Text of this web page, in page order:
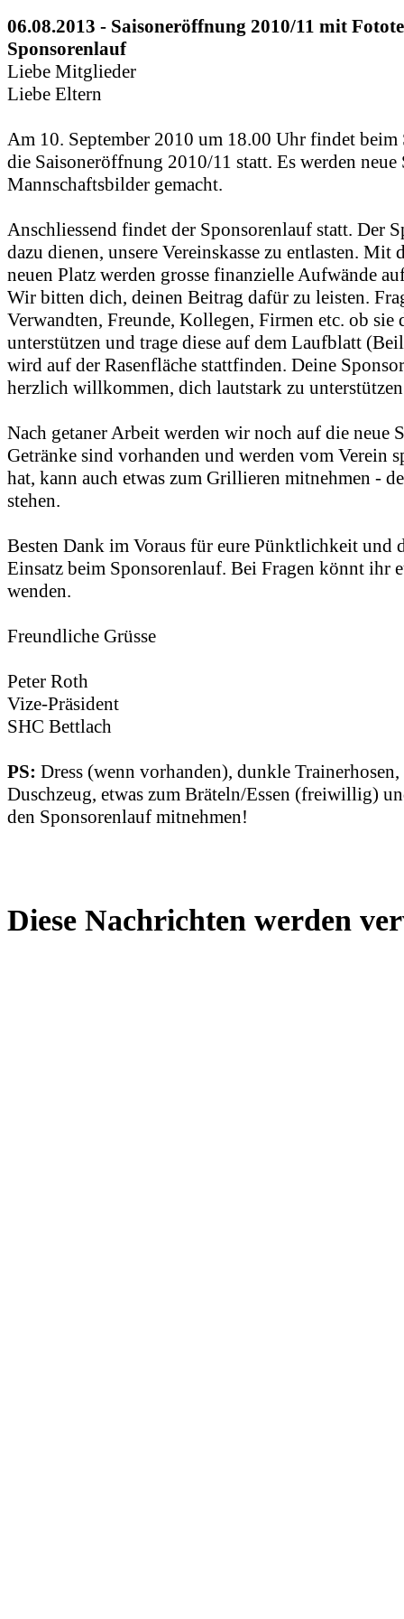
06.08.2013 - Saisoneröffnung 2010/11 mit
Sponsorenlauf
Liebe Mitglieder
Liebe Eltern
Am 10. September 2010 um 18.00 Uhr findet beim
die Saisoneröffnung 2010/11 statt. Es werden
Mannschaftsbilder gemacht.
Anschliessend findet der Sponsorenlauf statt. Der
dazu dienen, unsere Vereinskasse zu entlasten. Mit
neuen Platz werden grosse finanzielle Aufwände
Wir bitten dich, deinen Beitrag dafür zu leisten.
Verwandten, Freunde, Kollegen, Firmen etc. ob sie
unterstützen und trage diese auf dem Laufblatt
wird auf der Rasenfläche stattfinden. Deine
herzlich willkommen, dich lautstark zu
Nach getaner Arbeit werden wir noch auf die neue
Getränke sind vorhanden und werden vom Verein
hat, kann auch etwas zum Grillieren mitnehmen -
stehen.
Besten Dank im Voraus für eure Pünktlichkeit und
Einsatz beim Sponsorenlauf. Bei Fragen könnt ihr
wenden.
Freundliche Grüsse
Peter Roth
Vize-Präsident
SHC Bettlach
PS: Dress (wenn vorhanden), dunkle
Duschzeug, etwas zum Bräteln/Essen (freiwillig)
den Sponsorenlauf mitnehmen!
Diese Nachrichten werden